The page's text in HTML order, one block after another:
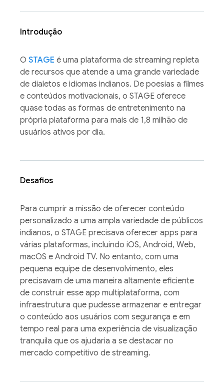
Introdução
O STAGE é uma plataforma de streaming repleta
de recursos que atende a uma grande variedade
de dialetos e idiomas indianos. De poesias a filmes
e conteúdos motivacionais, o STAGE oferece
quase todas as formas de entretenimento na
própria plataforma para mais de 1,8 milhão de
usuários ativos por dia.
Desafios
Para cumprir a missão de oferecer conteúdo
personalizado a uma ampla variedade de públicos
indianos, o STAGE precisava oferecer apps para
várias plataformas, incluindo iOS, Android, Web,
macOS e Android TV. No entanto, com uma
pequena equipe de desenvolvimento, eles
precisavam de uma maneira altamente eficiente
de construir esse app multiplataforma, com
infraestrutura que pudesse armazenar e entregar
o conteúdo aos usuários com segurança e em
tempo real para uma experiência de visualização
tranquila que os ajudaria a se destacar no
mercado competitivo de streaming.